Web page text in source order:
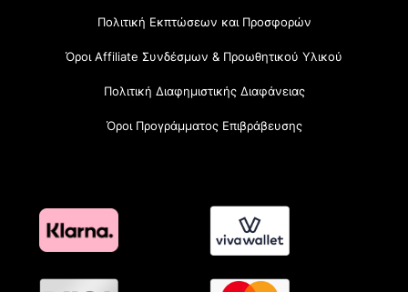
Πολιτική Εκπτώσεων και Προσφορών
Όροι Affiliate Συνδέσμων & Προωθητικού Υλικού
Πολιτική Διαφημιστικής Διαφάνειας
Όροι Προγράμματος Επιβράβευσης